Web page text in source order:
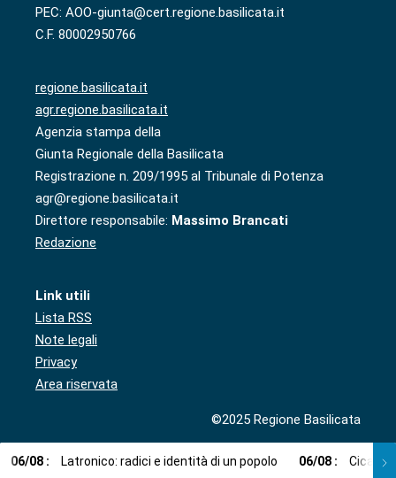
PEC: AOO-giunta@cert.regione.basilicata.it
C.F. 80002950766
regione.basilicata.it
agr.regione.basilicata.it
Agenzia stampa della
Giunta Regionale della Basilicata
Registrazione n. 209/1995 al Tribunale di Potenza
agr@regione.basilicata.it
Direttore responsabile: Massimo Brancati
Redazione
Link utili
Lista RSS
Note legali
Privacy
Area riservata
©2025 Regione Basilicata
06/08 : Latronico: radici e identità di un popolo 06/08 : Cicala: